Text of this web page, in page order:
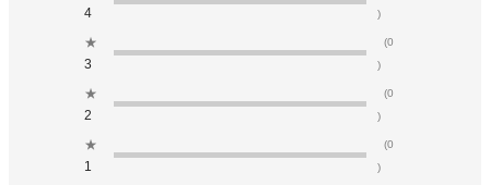
4
)
★
3
(0
)
★
2
(0
)
★
1
(0
)